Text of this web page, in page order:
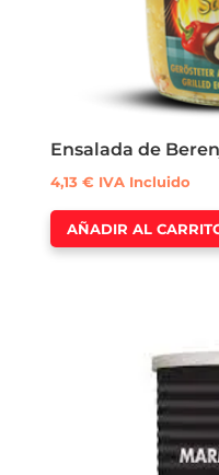
Ensalada de
4,13€ IVA Incluido
AÑADIR AL